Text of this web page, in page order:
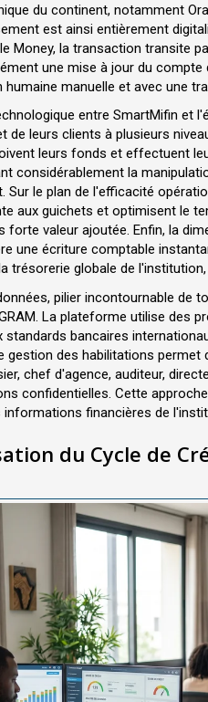
du continent, notamment
est ainsi entièrement
Money, la transaction transite
une mise à jour du
manuelle et avec une
entre SmartMifin et
de leurs clients à plusieurs
leurs fonds et effectuent
considérablement la
Sur le plan de l'efficacité
aux guichets et optimisent le
forte valeur ajoutée. Enfin, la
une écriture comptable
trésorerie globale de
pilier incontournable de
La plateforme utilise des
standards bancaires
gestion des habilitations permet
chef d'agence, auditeur,
confidentielles. Cette
financières de
du Cycle de